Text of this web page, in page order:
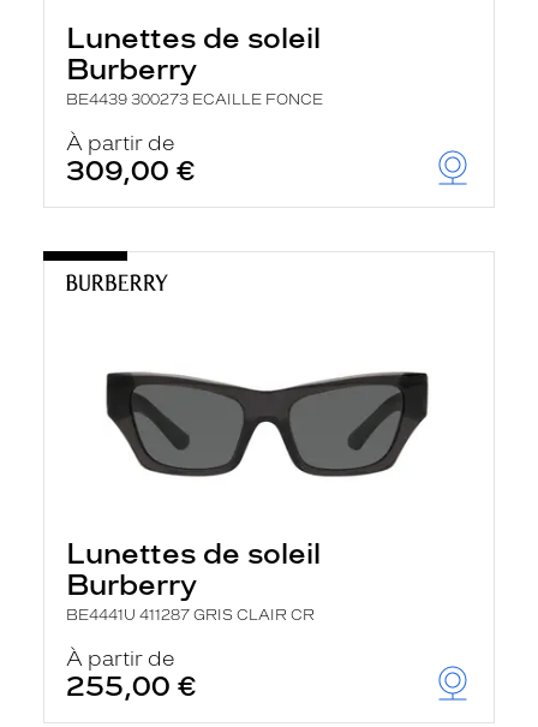
Lunettes de soleil
Burberry
BE4439 300273 ECAILLE FONCE
À partir de
309,00 €
Lunettes de soleil
Burberry
BE4441U 411287 GRIS CLAIR CR
À partir de
255,00 €